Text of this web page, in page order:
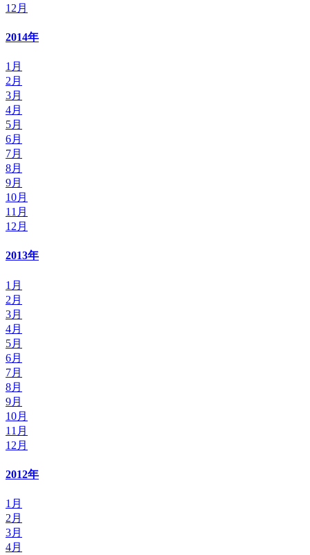
12月
2014年
1月
2月
3月
4月
5月
6月
7月
8月
9月
10月
11月
12月
2013年
1月
2月
3月
4月
5月
6月
7月
8月
9月
10月
11月
12月
2012年
1月
2月
3月
4月